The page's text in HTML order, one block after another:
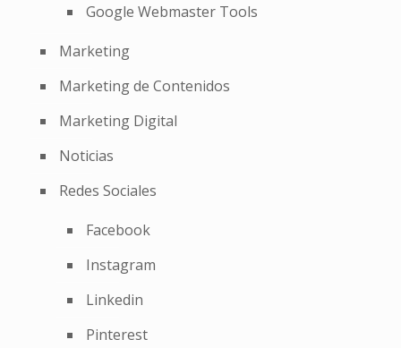
Google Webmaster Tools
Marketing
Marketing de Contenidos
Marketing Digital
Noticias
Redes Sociales
Facebook
Instagram
Linkedin
Pinterest